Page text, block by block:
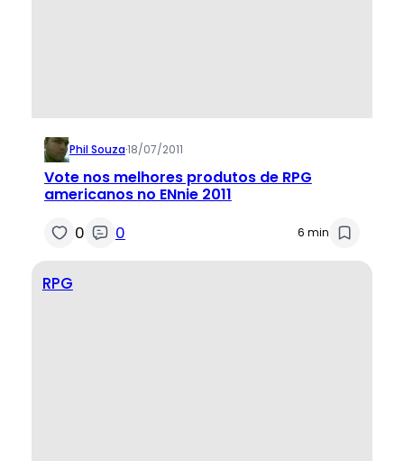
Phil Souza·18/07/2011
Vote nos melhores produtos de RPG
americanos no ENnie 2011
0 0 6 min
RPG